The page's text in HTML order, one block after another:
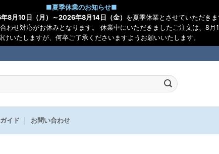
■夏季休業のお知らせ■
8月10日（月）～2026年8月14日（金） を夏季休業とさせていただきま
せ対応がお休みとなります。 休業中にいただきましたご注文は、8月
けいたしますが、何卒ご了承くださいますようお願いいたします。
イド お問い合わせ